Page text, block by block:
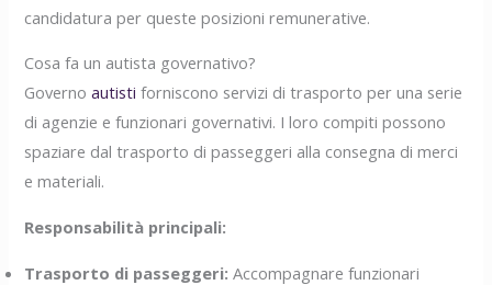
candidatura per queste posizioni remunerative.
Cosa fa un autista governativo?
Governoautisti forniscono servizi di trasporto per una serie
di agenzie e funzionari governativi. I loro compiti possono
spaziare dal trasporto di passeggeri alla consegna di merci
e materiali.
Responsabilità principali:
Trasporto di passeggeri: Accompagnare funzionari